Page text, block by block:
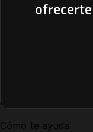
Cómo te ayuda